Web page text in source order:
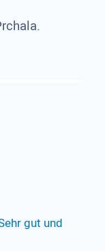
gut und